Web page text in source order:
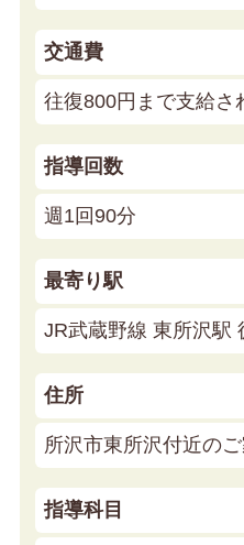
交通費
往復800円まで支給さ
指導回数
週1回90分
最寄り駅
JR武蔵野線 東所沢駅
住所
所沢市東所沢付近の
指導科目